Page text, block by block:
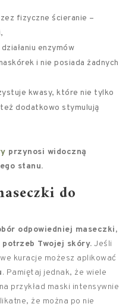
fizyczne ścieranie –
enzymów
i nie posiada żadnych
kwasy, które nie tylko
dodatkowo stymulują
przynosi widoczną
stanu.
do
odpowiedniej maseczki,
Twojej skóry. Jeśli
kuracje możesz aplikować
. Pamiętaj jednak, że wiele
przykład maski intensywnie
że można po nie